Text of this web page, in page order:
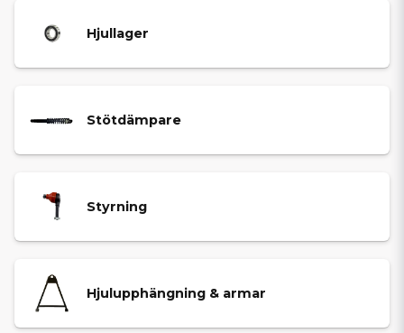
Hjullager
Stötdämpare
Styrning
Hjulupphängning & armar